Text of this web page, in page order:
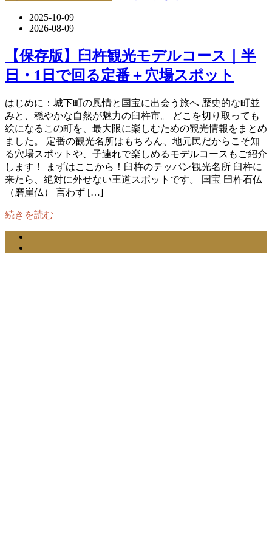
2025-10-09
2026-08-09
【保存版】臼杵観光モデルコース｜半
日・1日で回る定番＋穴場スポット
はじめに：城下町の風情と国宝に出会う旅へ 歴史的な町並
みと、穏やかな自然が魅力の臼杵市。 どこを切り取っても
絵になるこの町を、最大限に楽しむための観光情報をまとめ
ました。 定番の観光名所はもちろん、地元民だからこそ知
る穴場スポットや、子連れで楽しめるモデルコースもご紹介
します！ まずはここから！臼杵のテッパン観光名所 臼杵に
来たら、絶対に外せない王道スポットです。 国宝 臼杵石仏
（磨崖仏） 言わず […]
続きを読む